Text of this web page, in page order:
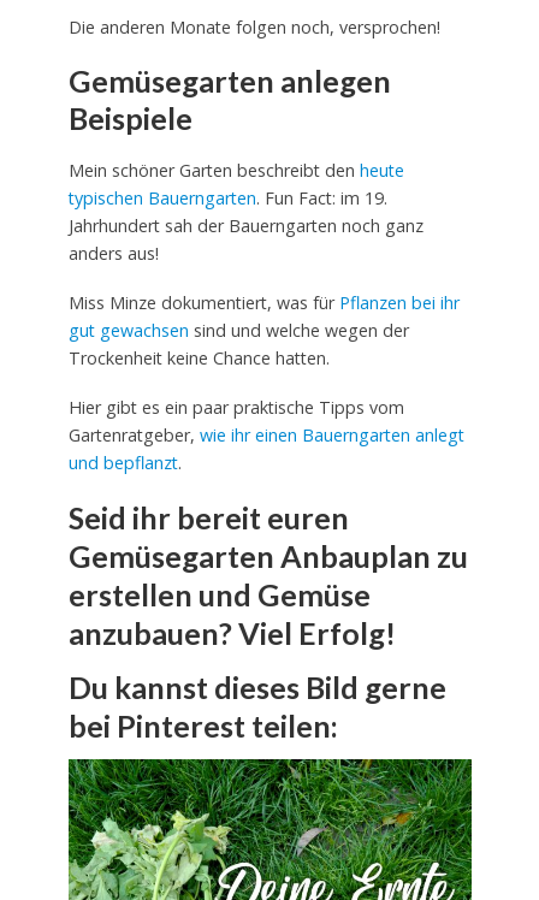
Die anderen Monate folgen noch, versprochen!
Gemüsegarten anlegen
Beispiele
Mein schöner Garten beschreibt den heute
typischen Bauerngarten. Fun Fact: im 19.
Jahrhundert sah der Bauerngarten noch ganz
anders aus!
Miss Minze dokumentiert, was für Pflanzen bei ihr
gut gewachsen sind und welche wegen der
Trockenheit keine Chance hatten.
Hier gibt es ein paar praktische Tipps vom
Gartenratgeber, wie ihr einen Bauerngarten anlegt
und bepflanzt.
Seid ihr bereit euren
Gemüsegarten Anbauplan zu
erstellen und Gemüse
anzubauen? Viel Erfolg!
Du kannst dieses Bild gerne
bei Pinterest teilen: